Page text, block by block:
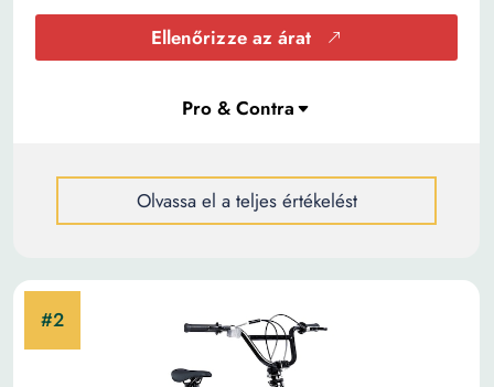
Ellenőrizze az árat
Olvassa el a teljes értékelést